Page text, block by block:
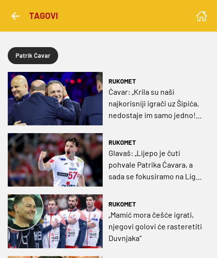
TAGOVI
Patrik Ćavar
RUKOMET
Ćavar: „Krila su naši
najkorisniji igrači uz Šipića,
nedostaje im samo jedno!
dokazivanje“
RUKOMET
Glavaš: „Lijepo je čuti
pohvale Patrika Ćavara, a
sada se fokusiramo na Ligu
RUKOMET
„Mamić mora češće igrati,
njegovi golovi će rasteretiti
Duvnjaka“